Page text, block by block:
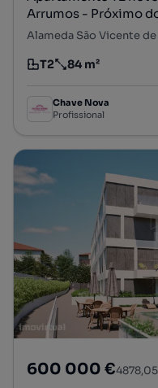
Arrumos - Próximo
Tipologia
T2
Preço por metro
84 m²
Chave Nova
Profissional
600 000 €